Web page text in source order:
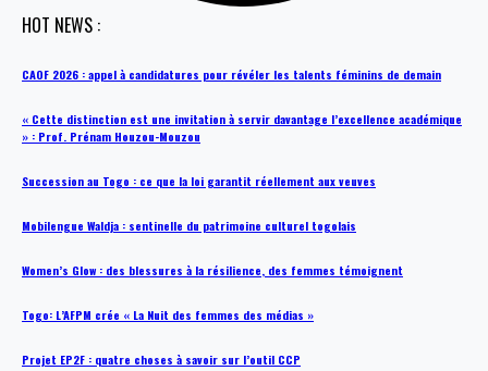
HOT NEWS :
CAOF 2026 : appel à candidatures pour révéler les talents féminins de demain
« Cette distinction est une invitation à servir davantage l’excellence académique
» : Prof. Prénam Houzou-Mouzou
Succession au Togo : ce que la loi garantit réellement aux veuves
Mobilengue Waldja : sentinelle du patrimoine culturel togolais
Women’s Glow : des blessures à la résilience, des femmes témoignent
Togo: L’AFPM crée « La Nuit des femmes des médias »
Projet EP2F : quatre choses à savoir sur l’outil CCP